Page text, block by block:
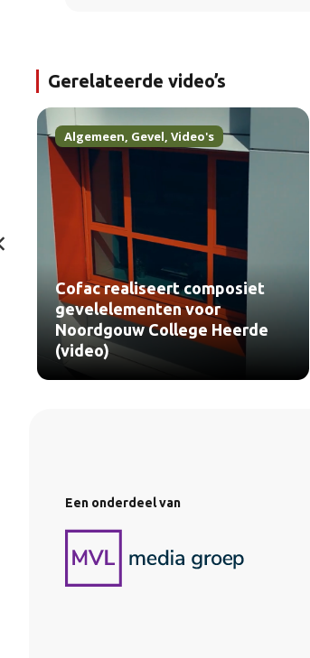
Gerelateerde video’s
Algemeen, Gevel, Video's
Cofac realiseert composiet
gevelelementen voor
Noordgouw College Heerde
(video)
Een onderdeel van